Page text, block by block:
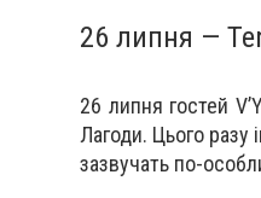
26 липня —
26 липня гостей
Лагоди. Цього разу
зазвучать по-